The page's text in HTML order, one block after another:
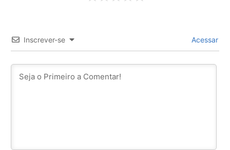
Inscrever-se Acessar